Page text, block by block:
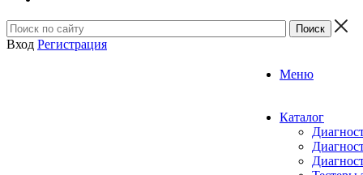
Вход Регистрация
Меню
Каталог